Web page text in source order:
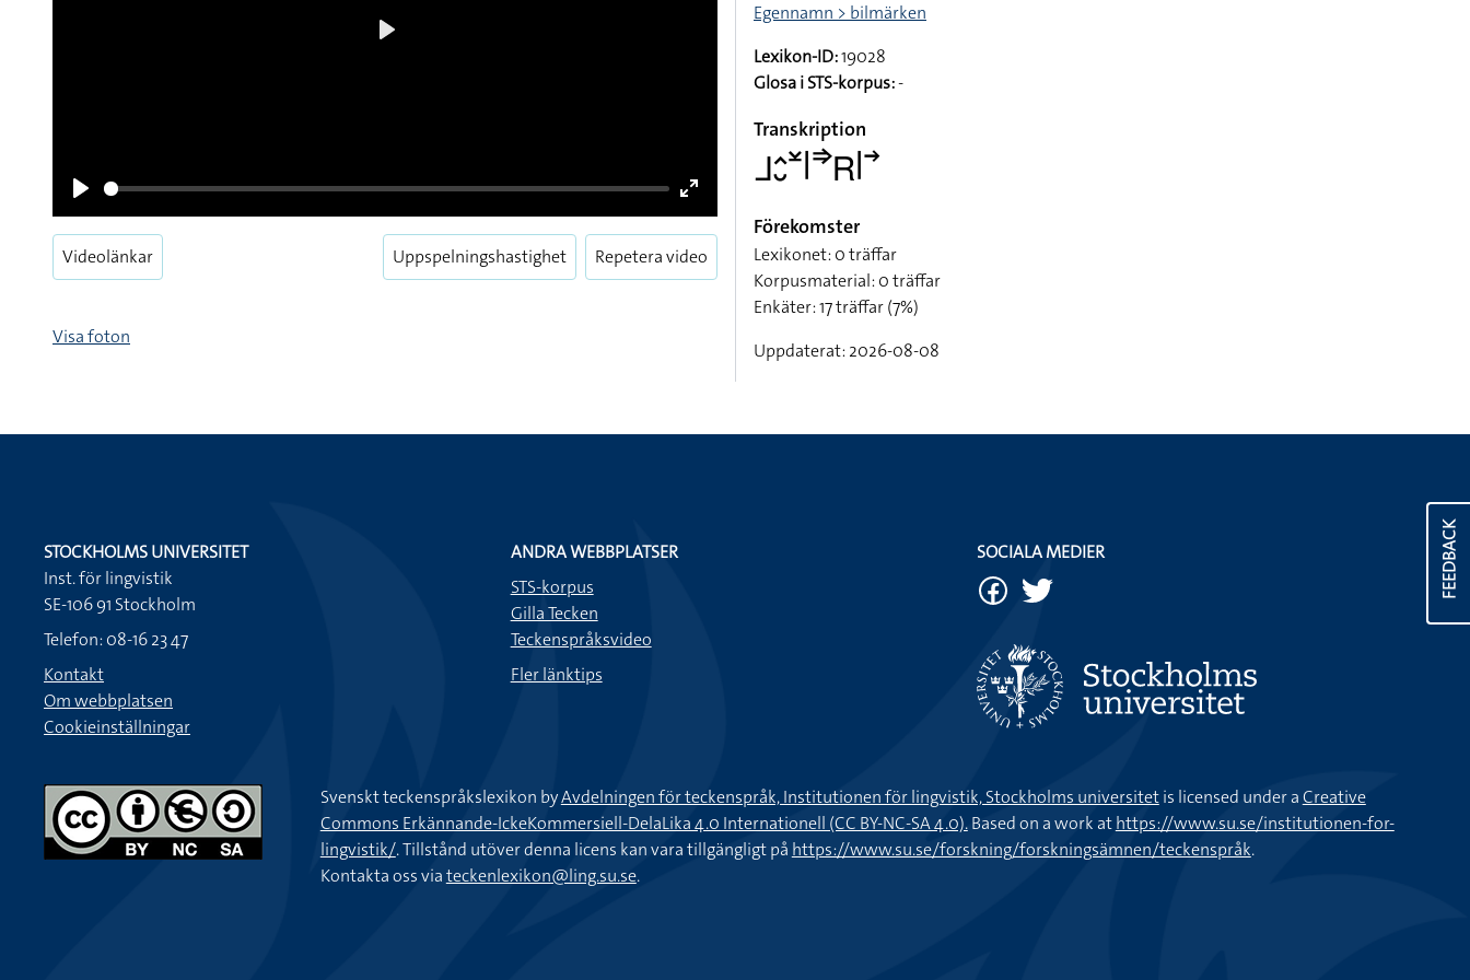
Pause
Enter
fullscreen
Videolänkar Uppspelningshastighet Repetera video
Visa foton
Egennamn > bilmärken
Lexikon-ID:19028
Glosa i STS-korpus:-
Transkription
􌤨􌤵􌤷􌥸􌥼􌦆􌤬􌥼􌥣
Förekomster
Lexikonet: 0 träffar
Korpusmaterial: 0 träffar
Enkäter: 17 träffar (7%)
Uppdaterat: 2026-08-08
FEEDBACK
STOCKHOLMS UNIVERSITET
Inst. för lingvistik
SE-106 91 Stockholm
Telefon: 08-16 23 47
Kontakt
Om webbplatsen
Cookieinställningar
ANDRA WEBBPLATSER
STS-korpus
Gilla Tecken
Teckenspråksvideo
Fler länktips
SOCIALA MEDIER
Svenskt teckenspråkslexikon byAvdelningen för teckenspråk, Institutionen för lingvistik, Stockholms universitetis licensed under aCreative
Commons Erkännande-IckeKommersiell-DelaLika 4.0 Internationell (CC BY-NC-SA 4.0).Based on a work athttps://www.su.se/institutionen-for-
lingvistik/. Tillstånd utöver denna licens kan vara tillgängligt på https://www.su.se/forskning/forskningsämnen/teckenspråk.
Kontakta oss viateckenlexikon@ling.su.se.